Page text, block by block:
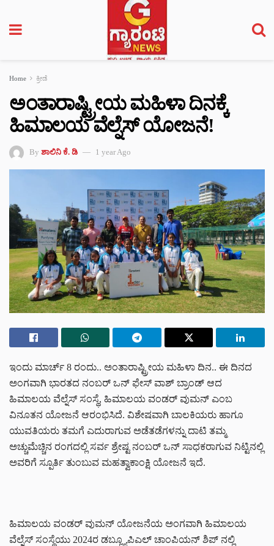
Home ಕ್ರೀಡೆ
ಅಂತಾರಾಷ್ಟ್ರೀಯ ಮಹಿಳಾ ದಿನಕ್ಕೆ
ಹಿಮಾಲಯ ವೆಲ್ನೆಸ್ ಯೋಜನೆ!
By ಶಾಲಿನಿ ಕೆ. ಡಿ 1 year Ago
ಇಂದು ಮಾರ್ಚ್ 8 ರಂದು.. ಅಂತಾರಾಷ್ಟ್ರೀಯ ಮಹಿಳಾ ದಿನ.. ಈ ದಿನದ
ಅಂಗವಾಗಿ ಭಾರತದ ನಂಬರ್ ಒನ್ ಫೇಸ್ ವಾಶ್ ಬ್ರಾಂಡ್ ಆದ
ಹಿಮಾಲಯ ವೆಲ್ನೆಸ್ ಸಂಸ್ಥೆ, ಹಿಮಾಲಯ ವಂಡರ್ ವುಮನ್ ಎಂಬ
ವಿನೂತನ ಯೋಜನೆ ಆರಂಭಿಸಿದೆ. ವಿಶೇಷವಾಗಿ ಬಾಲಕಿಯರು ಹಾಗೂ
ಯುವತಿಯರು ತಮಗೆ ಎದುರಾಗುವ ಅಡೆತಡೆಗಳನ್ನು ದಾಟಿ ತಮ್ಮ
ಅಚ್ಚುಮೆಚ್ಚಿನ ರಂಗದಲ್ಲಿ ಸರ್ವ ಶ್ರೇಷ್ಟ ನಂಬರ್ ಒನ್ ಸಾಧಕರಾಗುವ ನಿಟ್ಟಿನಲ್ಲಿ
ಅವರಿಗೆ ಸ್ಪೂರ್ತಿ ತುಂಬುವ ಮಹತ್ವಾಕಾಂಕ್ಷಿ ಯೋಜನೆ ಇದೆ.
ಹಿಮಾಲಯ ವಂಡರ್ ವುಮನ್ ಯೋಜನೆಯ ಅಂಗವಾಗಿ ಹಿಮಾಲಯ
ವೆಲ್ನೆಸ್ ಸಂಸ್ಥೆಯು 2024ರ ಡಬ್ಲ್ಯೂಪಿಎಲ್ ಚಾಂಪಿಯನ್ ಶಿಪ್ ನಲ್ಲಿ